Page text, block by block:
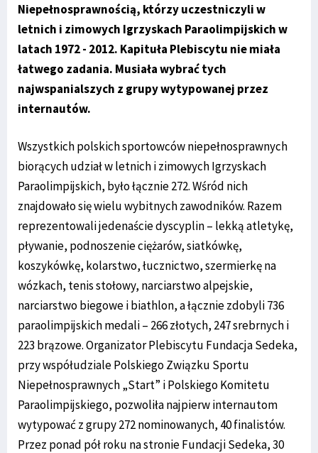
Niepełnosprawnością, którzy uczestniczyli w
letnich i zimowych Igrzyskach Paraolimpijskich w
latach 1972 - 2012. Kapituła Plebiscytu nie miała
łatwego zadania. Musiała wybrać tych
najwspanialszych z grupy wytypowanej przez
internautów.
­­Wszystkich polskich sportowców niepełnosprawnych
biorących udział w letnich i zimowych Igrzyskach
Paraolimpijskich, było łącznie 272. Wśród nich
znajdowało się wielu wybitnych zawodników. Razem
reprezentowali jedenaście dyscyplin – lekką atletykę,
pływanie, podnoszenie ciężarów, siatkówkę,
koszykówkę, kolarstwo, łucznictwo, szermierkę na
wózkach, tenis stołowy, narciarstwo alpejskie,
narciarstwo biegowe i biathlon, a łącznie zdobyli 736
paraolimpijskich medali – 266 złotych, 247 srebrnych i
223 brązowe. Organizator Plebiscytu Fundacja Sedeka,
przy współudziale Polskiego Związku Sportu
Niepełnosprawnych „Start” i Polskiego Komitetu
Paraolimpijskiego, pozwoliła najpierw internautom
wytypować z grupy 272 nominowanych, 40 finalistów.
Przez ponad pół roku na stronie Fundacji Sedeka, 30